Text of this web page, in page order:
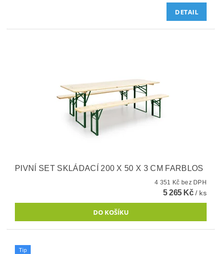
DETAIL
PIVNÍ SET SKLÁDACÍ 200 X 50 X 3 CM FARBLOS
4 351 Kč bez DPH
5 265 Kč/ ks
Tip